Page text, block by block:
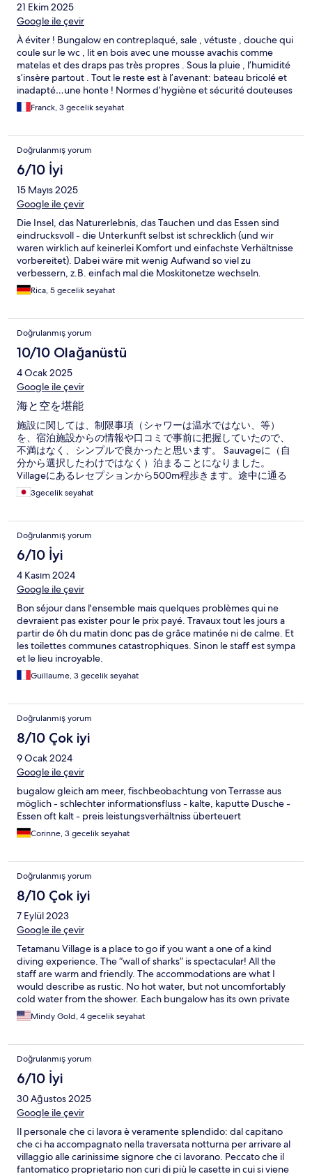
21 Ekim 2025
Google ile çevir
À éviter ! Bungalow en contreplaqué, sale , vétuste , douche qui
coule sur le wc , lit en bois avec une mousse avachis comme
matelas et des draps pas très propres . Sous la pluie , l’humidité
s’insère partout . Tout le reste est à l’avenant: bateau bricolé et
inadapté…une honte ! Normes d’hygiène et sécurité douteuses
! Dommage, le site est sublime .
Franck, 3 gecelik seyahat
Doğrulanmış yorum
6/10 İyi
15 Mayıs 2025
Google ile çevir
Die Insel, das Naturerlebnis, das Tauchen und das Essen sind
eindrucksvoll - die Unterkunft selbst ist schrecklich (und wir
waren wirklich auf keinerlei Komfort und einfachste Verhältnisse
vorbereitet). Dabei wäre mit wenig Aufwand so viel zu
verbessern, z.B. einfach mal die Moskitonetze wechseln.
Rica, 5 gecelik seyahat
Doğrulanmış yorum
10/10 Olağanüstü
4 Ocak 2025
Google ile çevir
海と空を堪能
施設に関しては、制限事項（シャワーは温水ではない、等）
を、宿泊施設からの情報や口コミで事前に把握していたので、
不満はなく、シンプルで良かったと思います。 Sauvageに（自
分から選択したわけではなく）泊まることになりました。
Villageにあるレセプションから500m程歩きます。途中に通る
橋の上から、星空、透明な海、夕日を堪能しました。 スノーケ
リングでも綺麗な海を楽しめますし、スクーバダイビングはし
でしたが、他の宿泊客の勧めもあって思い切ってやってみまし
た。おすすめ通り、本当に良かったです。
3gecelik seyahat
Doğrulanmış yorum
6/10 İyi
4 Kasım 2024
Google ile çevir
Bon séjour dans l'ensemble mais quelques problèmes qui ne
devraient pas exister pour le prix payé. Travaux tout les jours a
partir de 6h du matin donc pas de grâce matinée ni de calme. Et
les toilettes communes catastrophiques. Sinon le staff est sympa
et le lieu incroyable.
Guillaume, 3 gecelik seyahat
Doğrulanmış yorum
8/10 Çok iyi
9 Ocak 2024
Google ile çevir
bugalow gleich am meer, fischbeobachtung von Terrasse aus
möglich - schlechter informationsfluss - kalte, kaputte Dusche -
Essen oft kalt - preis leistungsverhältniss überteuert
Corinne, 3 gecelik seyahat
Doğrulanmış yorum
8/10 Çok iyi
7 Eylül 2023
Google ile çevir
Tetamanu Village is a place to go if you want a one of a kind
diving experience. The “wall of sharks” is spectacular! All the
staff are warm and friendly. The accommodations are what I
would describe as rustic. No hot water, but not uncomfortably
cold water from the shower. Each bungalow has its own private
deck overlooking the very shallow ocean water, that you can
snorkel directly from. You won’t go hungry, the food is plentiful
bringing good silicone earplugs, the roosters make noise all
night long.
Mindy Gold, 4 gecelik seyahat
Doğrulanmış yorum
6/10 İyi
30 Ağustos 2025
Google ile çevir
Il personale che ci lavora è veramente splendido: dal capitano
che ci ha accompagnato nella traversata notturna per arrivare al
villaggio alle carinissime signore che ci lavorano. Peccato che il
fantomatico proprietario non curi di più le casette in cui si viene